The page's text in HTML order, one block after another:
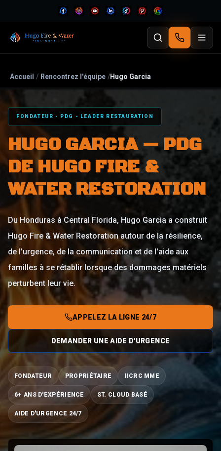
Accueil / Rencontrez l'équipe /Hugo Garcia
FONDATEUR - PDG - LEADER RESTAURATION
HUGO GARCIA — PDG
DE HUGO FIRE &
WATER RESTORATION
Du Honduras à Central Florida, Hugo Garcia a construit
Hugo Fire & Water Restoration autour de la résilience,
de l'urgence, de la communication et de l'aide aux
familles à se rétablir lorsque des dommages matériels
perturbent leur vie.
APPELEZ LA LIGNE 24/7
DEMANDER UNE AIDE D'URGENCE
FONDATEUR PROPRIÉTAIRE IICRC MME
6+ ANS D'EXPÉRIENCE ST. CLOUD BASÉ
AIDE D'URGENCE 24/7